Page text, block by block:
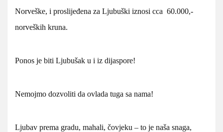
Norveške, i proslijeđena za Ljubuški iznosi cca 60.000,-
norveških kruna.
Ponos je biti Ljubušak u i iz dijaspore!
Nemojmo dozvoliti da ovlada tuga sa nama!
Ljubav prema gradu, mahali, čovjeku – to je naša snaga,